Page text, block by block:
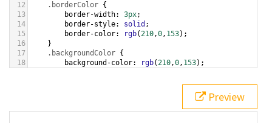
12
.borderColor {
13
border-width: 3px;
14
border-style: solid ;
15
border-color: rgb(210,0, 153);
16
}
17
.backgroundColor {
18
background-color: rgb(210,0, 153);
bottom ,
white, rgb(210,0,153));
Preview